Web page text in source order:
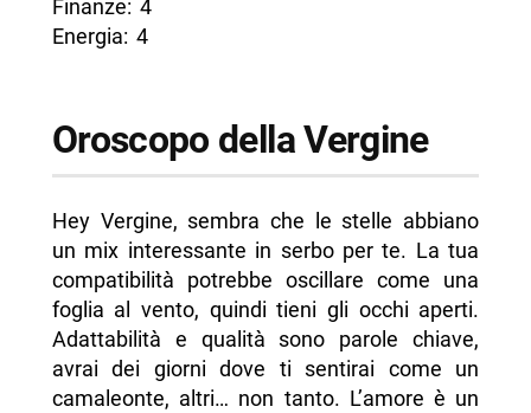
Finanze: 4
Energia: 4
Oroscopo della Vergine
Hey Vergine, sembra che le stelle abbiano
un mix interessante in serbo per te. La tua
compatibilità potrebbe oscillare come una
foglia al vento, quindi tieni gli occhi aperti.
Adattabilità e qualità sono parole chiave,
avrai dei giorni dove ti sentirai come un
camaleonte, altri… non tanto. L’amore è un